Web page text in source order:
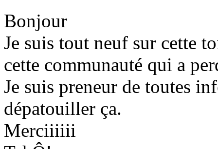
Bonjour
Je suis tout neuf sur cette
cette communauté qui a
Je suis preneur de toutes
dépatouiller ça.
Merciiiiii